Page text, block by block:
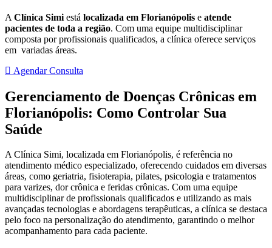
A Clínica Simi está localizada em Florianópolis e atende
pacientes de toda a região. Com uma equipe multidisciplinar
composta por profissionais qualificados, a clínica oferece serviços
em variadas áreas.
Agendar Consulta
Gerenciamento de Doenças Crônicas em
Florianópolis: Como Controlar Sua
Saúde
A Clínica Simi, localizada em Florianópolis, é referência no
atendimento médico especializado, oferecendo cuidados em diversas
áreas, como geriatria, fisioterapia, pilates, psicologia e tratamentos
para varizes, dor crônica e feridas crônicas. Com uma equipe
multidisciplinar de profissionais qualificados e utilizando as mais
avançadas tecnologias e abordagens terapêuticas, a clínica se destaca
pelo foco na personalização do atendimento, garantindo o melhor
acompanhamento para cada paciente.